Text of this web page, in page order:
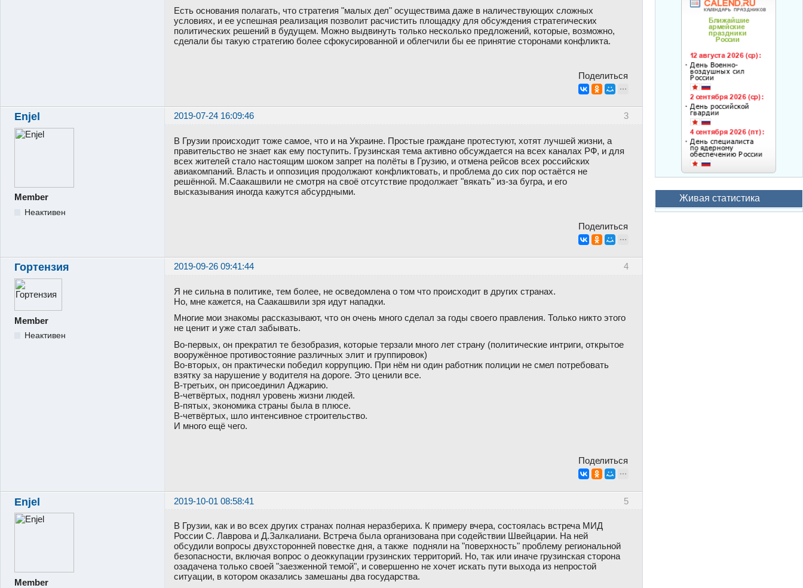
Есть основания полагать, что стратегия "малых дел" осуществима даже в наличествующих сложных
условиях, и ее успешная реализация позволит расчистить площадку для обсуждения стратегических
политических решений в будущем. Можно выдвинуть только несколько предложений, которые, возможно,
сделали бы такую стратегию более сфокусированной и облегчили бы ее принятие сторонами конфликта.
Поделиться
3
Enjel 2019-07-24 16:09:46
Member
Неактивен
В Грузии происходит тоже самое, что и на Украине. Простые граждане протестуют, хотят лучшей жизни, а
правительство не знает как ему поступить. Грузинская тема активно обсуждается на всех каналах РФ, и для
всех жителей стало настоящим шоком запрет на полёты в Грузию, и отмена рейсов всех российских
авиакомпаний. Власть и оппозиция продолжают конфликтовать, и проблема до сих пор остаётся не
решённой. М.Саакашвили не смотря на своё отсутствие продолжает "вякать" из-за бугра, и его
высказывания иногда кажутся абсурдными.
Поделиться
4
Гортензия 2019-09-26 09:41:44
Member
Неактивен
Я не сильна в политике, тем более, не осведомлена о том что происходит в других странах.
Но, мне кажется, на Саакашвили зря идут нападки.
Многие мои знакомы рассказывают, что он очень много сделал за годы своего правления. Только никто этого
не ценит и уже стал забывать.
Во-первых, он прекратил те безобразия, которые терзали много лет страну (политические интриги, открытое
вооружённое противостояние различных элит и группировок)
Во-вторых, он практически победил коррупцию. При нём ни один работник полиции не смел потребовать
взятку за нарушение у водителя на дороге. Это ценили все.
В-третьих, он присоединил Аджарию.
В-четвёртых, поднял уровень жизни людей.
В-пятых, экономика страны была в плюсе.
В-четвёртых, шло интенсивное строительство.
И много ещё чего.
Поделиться
5
Enjel 2019-10-01 08:58:41
Member
В Грузии, как и во всех других странах полная неразбериха. К примеру вчера, состоялась встреча МИД
России С. Лаврова и Д.Залкалиани. Встреча была организована при содействии Швейцарии. На ней
обсудили вопросы двухсторонней повестке дня, а также подняли на "поверхность" проблему региональной
безопасности, включая вопрос о деоккупации грузинских территорий. Но, так или иначе грузинская сторона
озадачена только своей "заезженной темой", и совершенно не хочет искать пути выхода из непростой
ситуации, в котором оказались замешаны два государства.
Живая статистика